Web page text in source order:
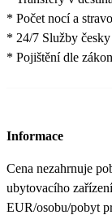
* Počet nocí a
* 24/7 Služby
* Pojištění dle
Informace
Cena nezahrnuje
ubytovacího
EUR/osobu/pobyt